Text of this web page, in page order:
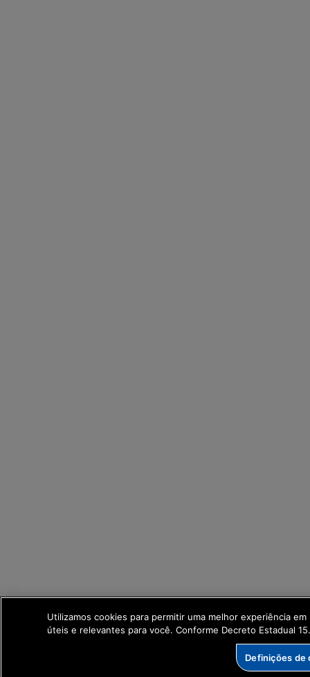
Utilizamos cookies para permitir uma melhor experiência
úteis e relevantes para você. Conforme Decreto Estadual
Definições de